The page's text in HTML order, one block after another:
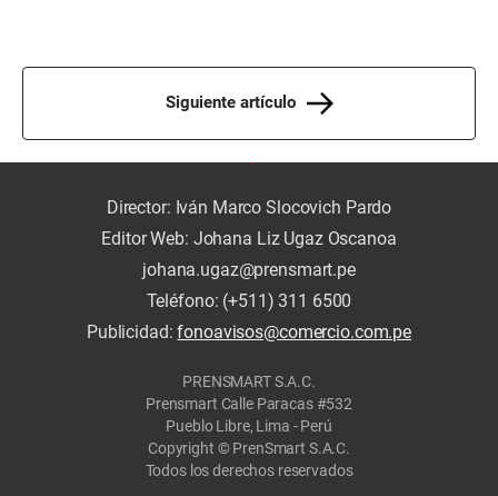
Siguiente artículo
Director: Iván Marco Slocovich Pardo
Editor Web: Johana Liz Ugaz Oscanoa
johana.ugaz@prensmart.pe
Teléfono: (+511) 311 6500
Publicidad:fonoavisos@comercio.com.pe
PRENSMART S.A.C.
Prensmart Calle Paracas #532
Pueblo Libre, Lima - Perú
Copyright © PrenSmart S.A.C.
Todos los derechos reservados